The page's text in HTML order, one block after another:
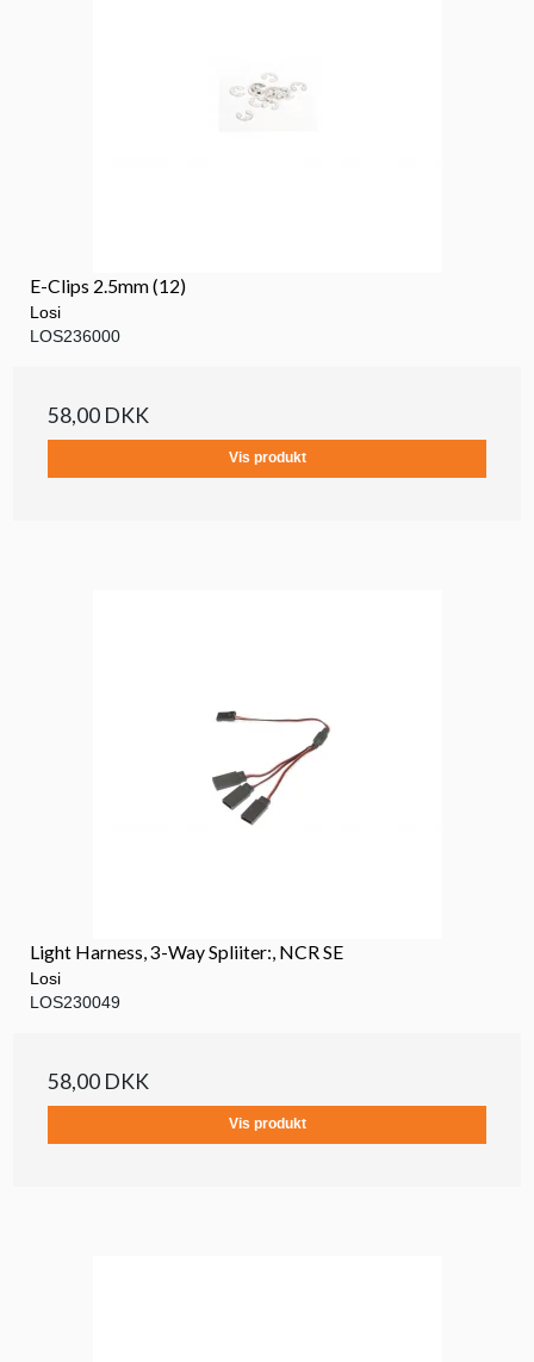
E-Clips 2.5mm (12)
Losi
LOS236000
58,00 DKK
Vis produkt
Light Harness, 3-Way Spliiter:, NCR SE
Losi
LOS230049
58,00 DKK
Vis produkt